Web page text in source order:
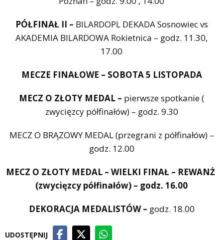
PÓŁFINAŁ II – BILARDOPL DEKADA Sosnowiec vs
AKADEMIA BILARDOWA Rokietnica – godz. 11.30,
17.00
MECZE FINAŁOWE – SOBOTA 5 LISTOPADA
MECZ O ZŁOTY MEDAL – pierwsze spotkanie (
zwycięzcy półfinałów) – godz. 9.30
MECZ O BRĄZOWY MEDAL (przegrani z półfinałów) –
godz. 12.00
MECZ O ZŁOTY MEDAL – WIELKI FINAŁ – REWANŻ
(zwycięzcy półfinałów) – godz. 16.00
DEKORACJA MEDALISTÓW – godz. 18.00
UDOSTĘPNIJ